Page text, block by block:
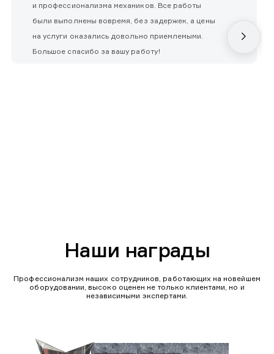
и профессионализма механиков. Все работы
были выполнены вовремя, без задержек, а цены
на услуги оказались довольно приемлемыми.
Большое спасибо за вашу работу!
Наши награды
Профессионализм наших сотрудников, работающих на новейшем
оборудовании, высоко оценен не только клиентами, но и
независимыми экспертами.